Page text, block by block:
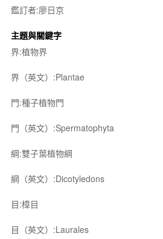
鑑訂者:廖日京
主題與關鍵字
界:植物界
界（英文）:Plantae
門:種子植物門
門（英文）:Spermatophyta
綱:雙子葉植物綱
綱（英文）:Dicotyledons
目:樟目
目（英文）:Laurales